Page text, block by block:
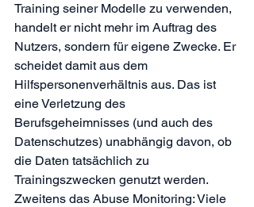
Training seiner Modelle zu verwenden,
handelt er nicht mehr im Auftrag des
Nutzers, sondern für eigene Zwecke. Er
scheidet damit aus dem
Hilfspersonenverhältnis aus. Das ist
eine Verletzung des
Berufsgeheimnisses (und auch des
Datenschutzes) unabhängig davon, ob
die Daten tatsächlich zu
Trainingszwecken genutzt werden.
Zweitens das Abuse Monitoring: Viele